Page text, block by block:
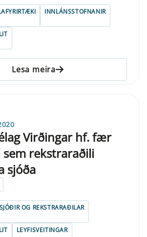
INNLÁNSSTOFNANIR
Lesa meira
Virðingar hf. fær
rekstraraðili
sjóða
SJÓÐIR OG REKSTRARAÐILAR
LEYFISVEITINGAR